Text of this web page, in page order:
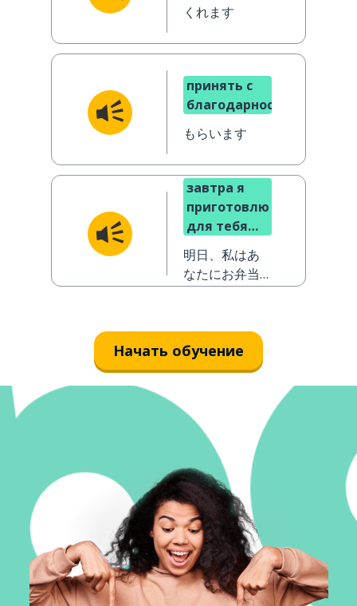
くれます
принять с
благодарностью
もらいます
завтра я
приготовлю
для тебя
бэнто
明日、私はあ
なたにお弁当
Начать обучение